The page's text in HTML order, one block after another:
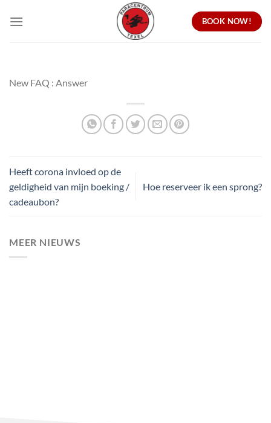
naar
BOOK NOW!
MEER NIEUWS
New FAQ : Answer
Heeft corona invloed op de
geldigheid van mijn boeking /
cadeaubon?
Hoe reserveer ik een sprong?